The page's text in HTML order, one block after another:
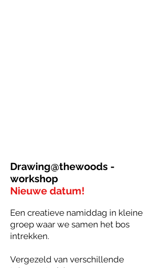
Drawing@thewoods -
workshop
Nieuwe datum!
Een creatieve namiddag in kleine
groep waar we samen het bos
intrekken.
Vergezeld van verschillende